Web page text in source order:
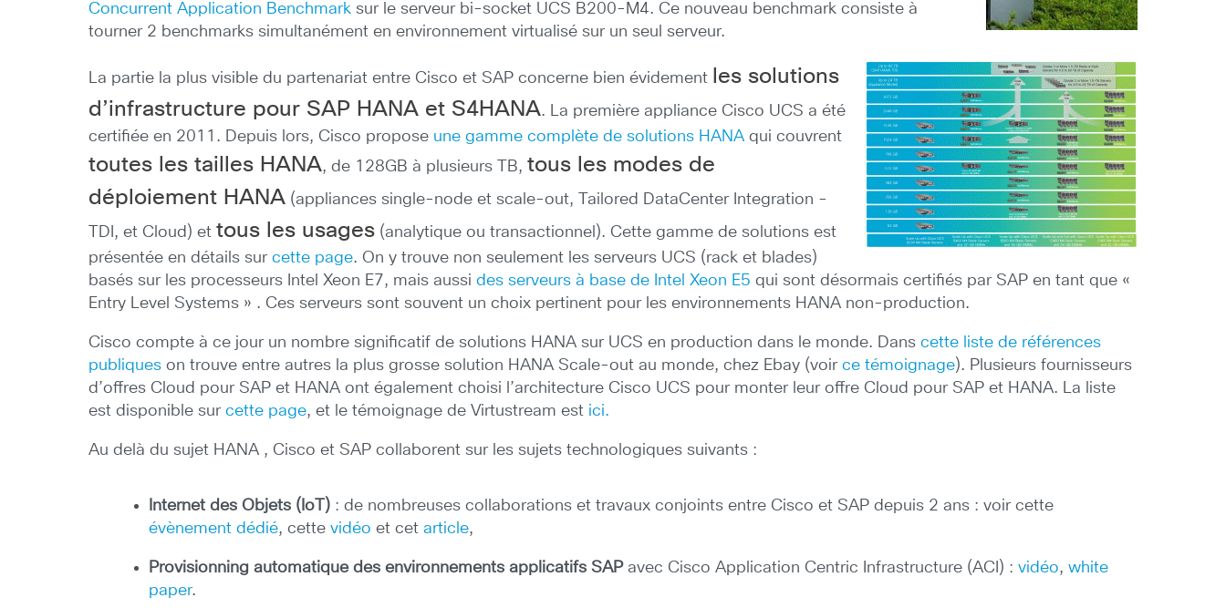
Concurrent Application Benchmark sur le serveur bi-socket UCS B200-M4. Ce nouveau benchmark consiste à
tourner 2 benchmarks simultanément en environnement virtualisé sur un seul serveur.
La partie la plus visible du partenariat entre Cisco et SAP concerne bien évidement
les solutions
d’infrastructure pour SAP HANA et S4HANA. La première appliance Cisco UCS a été
certifiée en 2011. Depuis lors, Cisco propose une gamme complète de solutions HANA qui couvrent
toutes les tailles HANA, de 128GB à plusieurs TB,tous les modes de
déploiement HANA (appliances single-node et scale-out, Tailored DataCenter Integration -
TDI, et Cloud) ettous les usages (analytique ou transactionnel). Cette gamme de solutions est
présentée en détails surcette page. On y trouve non seulement les serveurs UCS (rack et blades)
basés sur les processeurs Intel Xeon E7, mais aussides serveurs à base de Intel Xeon E5 qui sont désormais certifiés par SAP en tant que «
Entry Level Systems » . Ces serveurs sont souvent un choix pertinent pour les environnements HANA non-production.
Cisco compte à ce jour un nombre significatif de solutions HANA sur UCS en production dans le monde. Danscette liste de références
publiques on trouve entre autres la plus grosse solution HANA Scale-out au monde, chez Ebay (voirce témoignage). Plusieurs fournisseurs
d’offres Cloud pour SAP et HANA ont également choisi l’architecture Cisco UCS pour monter leur offre Cloud pour SAP et HANA. La liste
est disponible surcette page, et le témoignage de Virtustream est ici.
Au delà du sujet HANA , Cisco et SAP collaborent sur les sujets technologiques suivants :
Internet des Objets (IoT) : de nombreuses collaborations et travaux conjoints entre Cisco et SAP depuis 2 ans : voir cette
évènement dédié, cettevidéo et cetarticle,
Provisionning automatique des environnements applicatifs SAPavec Cisco Application Centric Infrastructure (ACI) :vidéo,white
paper.